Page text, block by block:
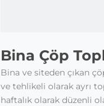
Bina Çöp
Bina ve siteden çıkan
ve tehlikeli olarak ayrı
haftalık olarak düzenli